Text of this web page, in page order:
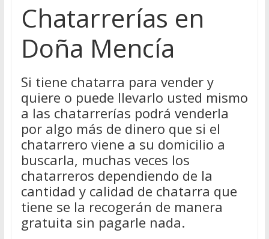
Chatarrerías en
Doña Mencía
Si tiene chatarra para vender y
quiere o puede llevarlo usted mismo
a las chatarrerías podrá venderla
por algo más de dinero que si el
chatarrero viene a su domicilio a
buscarla, muchas veces los
chatarreros dependiendo de la
cantidad y calidad de chatarra que
tiene se la recogerán de manera
gratuita sin pagarle nada.